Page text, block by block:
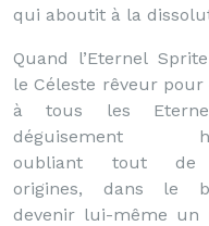
qui aboutit à la
Quand l’Eternel
le Céleste rêveur pour
à tous les
déguisement
oubliant tout de
origines, dans le
devenir lui-même un